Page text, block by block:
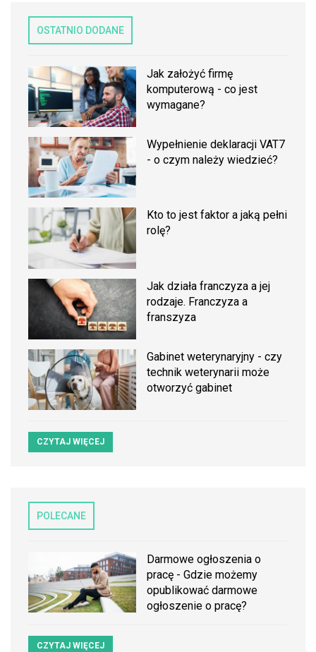
OSTATNIO DODANE
Jak założyć firmę
komputerową - co jest
wymagane?
Wypełnienie deklaracji VAT7
- o czym należy wiedzieć?
Kto to jest faktor a jaką pełni
rolę?
Jak działa franczyza a jej
rodzaje. Franczyza a
franszyza
Gabinet weterynaryjny - czy
technik weterynarii może
otworzyć gabinet
CZYTAJ WIĘCEJ
POLECANE
Darmowe ogłoszenia o
pracę - Gdzie możemy
opublikować darmowe
ogłoszenie o pracę?
CZYTAJ WIĘCEJ